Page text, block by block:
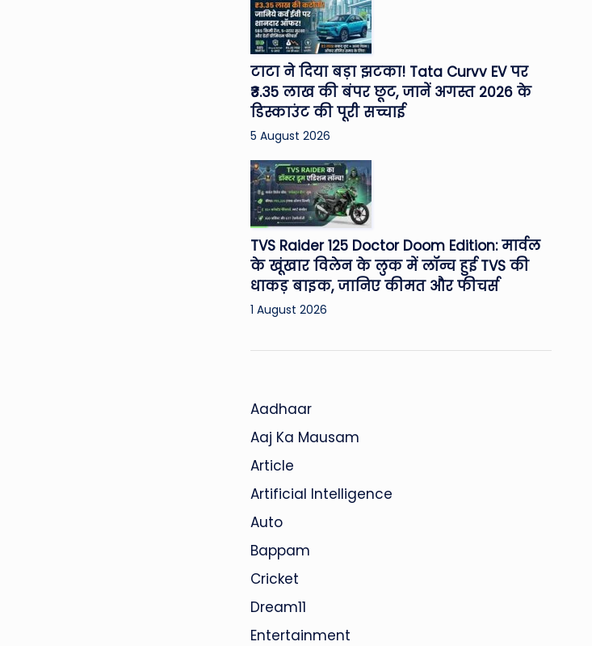
टाटा ने दिया बड़ा झटका! Tata Curvv EV पर
₹3.35 लाख की बंपर छूट, जानें अगस्त 2026 के
डिस्काउंट की पूरी सच्चाई
5 August 2026
TVS Raider 125 Doctor Doom Edition: मार्वल
के खूंखार विलेन के लुक में लॉन्च हुई TVS की
धाकड़ बाइक, जानिए कीमत और फीचर्स
1 August 2026
Aadhaar
Aaj Ka Mausam
Article
Artificial Intelligence
Auto
Bappam
Cricket
Dream11
Entertainment